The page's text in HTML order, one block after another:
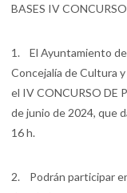
BASES IV
1. El Ayuntamiento de
Concejalía de Cultura
el IV CONCURSO DE
de junio de 2024, que
16 h.
2. Podrán participar